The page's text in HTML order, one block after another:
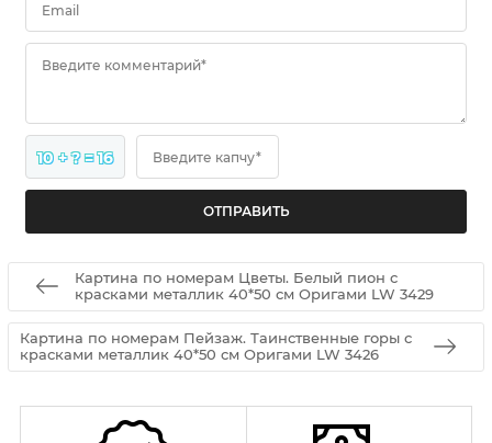
Email
Введите комментарий*
10 + ? = 16 Введите капчу*
Картина по номерам Цветы. Белый пион с
красками металлик 40*50 см Оригами LW 3429
Картина по номерам Пейзаж. Таинственные горы с
красками металлик 40*50 см Оригами LW 3426